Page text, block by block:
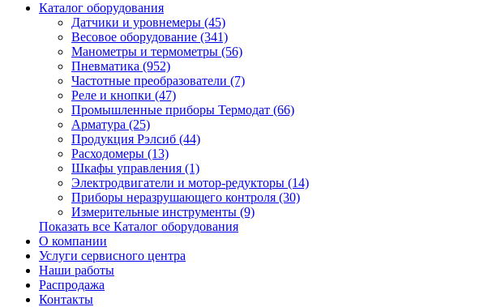
Каталог оборудования
Датчики и уровнемеры (45)
Весовое оборудование (341)
Манометры и термометры (56)
Пневматика (952)
Частотные преобразователи (7)
Реле и кнопки (47)
Промышленные приборы Термодат (66)
Арматура (25)
Продукция Рэлсиб (44)
Расходомеры (13)
Шкафы управления (1)
Электродвигатели и мотор-редукторы (14)
Приборы неразрушающего контроля (30)
Измерительные инструменты (9)
Показать все Каталог оборудования
О компании
Услуги сервисного центра
Наши работы
Распродажа
Контакты